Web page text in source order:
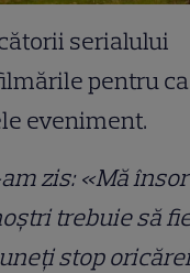
serialului
pentru ca
eveniment.
zis: «Mă
trebuie să
stop oricărei